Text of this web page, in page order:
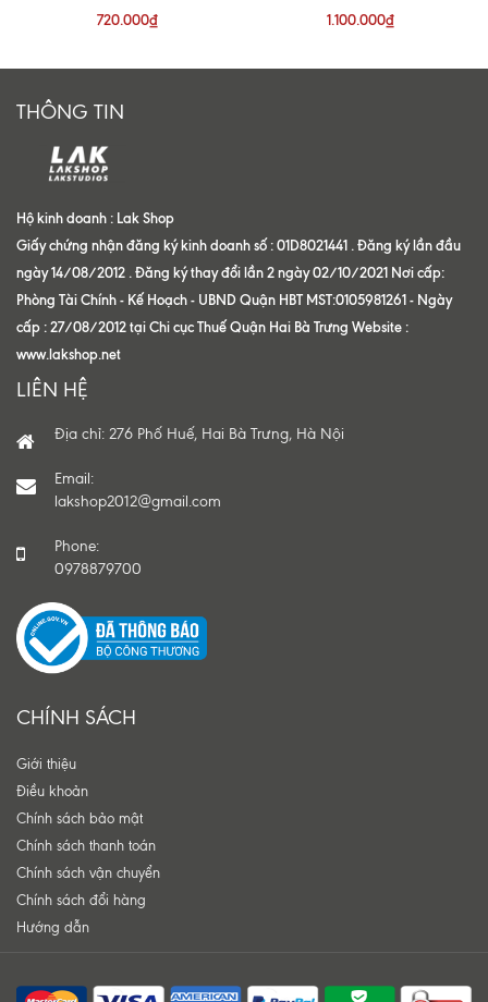
720.000₫
1.100.000₫
THÔNG TIN
Hộ kinh doanh : Lak Shop
Giấy chứng nhận đăng ký kinh doanh số : 01D8021441 . Đăng ký lần đầu
ngày 14/08/2012 . Đăng ký thay đổi lần 2 ngày 02/10/2021 Nơi cấp:
Phòng Tài Chính - Kế Hoạch - UBND Quận HBT MST:0105981261 - Ngày
cấp : 27/08/2012 tại Chi cục Thuế Quận Hai Bà Trưng Website :
www.lakshop.net
LIÊN HỆ
Địa chỉ: 276 Phố Huế, Hai Bà Trưng, Hà Nội
Email:
lakshop2012@gmail.com
Phone:
0978879700
CHÍNH SÁCH
Giới thiệu
Điều khoản
Chính sách bảo mật
Chính sách thanh toán
Chính sách vận chuyển
Chính sách đổi hàng
Hướng dẫn